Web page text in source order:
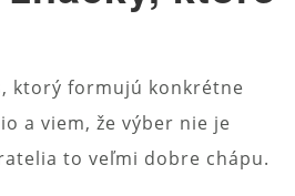
ktorý formujú konkrétne
a viem, že výber nie je
to veľmi dobre chápu.